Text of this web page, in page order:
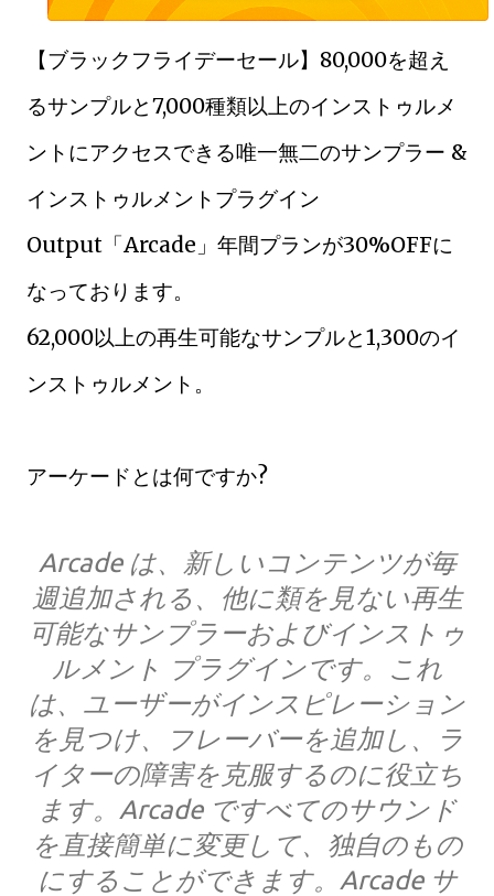
【ブラックフライデーセール】80,000を超え
るサンプルと7,000種類以上のインストゥルメ
ントにアクセスできる唯一無二のサンプラー &
インストゥルメントプラグイン
Output「Arcade」年間プランが30%OFFに
なっております。
62,000以上の再生可能なサンプルと1,300のイ
ンストゥルメント。
アーケードとは何ですか?
Arcade は、新しいコンテンツが毎
週追加される、他に類を見ない再生
可能なサンプラーおよびインストゥ
ルメント プラグインです。これ
は、ユーザーがインスピレーション
を見つけ、フレーバーを追加し、ラ
イターの障害を克服するのに役立ち
ます。Arcade ですべてのサウンド
を直接簡単に変更して、独自のもの
にすることができます。Arcade サ